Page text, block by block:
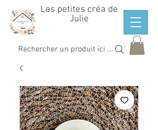
Les petites créa de
Julie
Rechercher un produit ici ...